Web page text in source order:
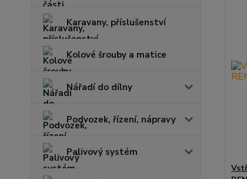
Karavany, příslušenství
Kolové šrouby a matice
Nářadí do dílny
Podvozek, řízení, nápravy
Palivový systém